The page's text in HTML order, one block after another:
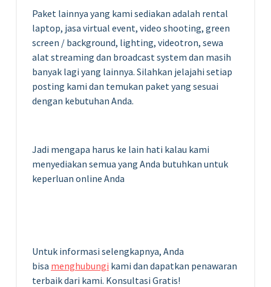
Paket lainnya yang kami sediakan adalah rental
laptop, jasa virtual event, video shooting, green
screen / background, lighting, videotron, sewa
alat streaming dan broadcast system dan masih
banyak lagi yang lainnya. Silahkan jelajahi setiap
posting kami dan temukan paket yang sesuai
dengan kebutuhan Anda.
Jadi mengapa harus ke lain hati kalau kami
menyediakan semua yang Anda butuhkan untuk
keperluan online Anda
Untuk informasi selengkapnya, Anda
bisa menghubungi kami dan dapatkan penawaran
terbaik dari kami. Konsultasi Gratis!